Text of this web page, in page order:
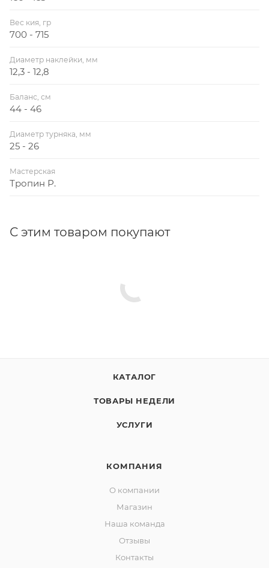
Вес кия, гр
700 - 715
Диаметр наклейки, мм
12,3 - 12,8
Баланс, см
44 - 46
Диаметр турняка, мм
25 - 26
Мастерская
Тропин Р.
С этим товаром покупают
КАТАЛОГ
ТОВАРЫ НЕДЕЛИ
УСЛУГИ
КОМПАНИЯ
О компании
Магазин
Наша команда
Отзывы
Контакты